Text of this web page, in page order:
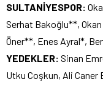
SULTANİYESPOR:
Serhat Bakoğlu**,
Öner**, Enes Ayral*,
YEDEKLER: Sinan
Utku Coşkun, Ali Caner